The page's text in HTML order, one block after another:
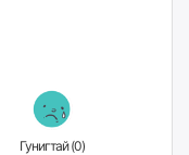
Гунигтай (0)